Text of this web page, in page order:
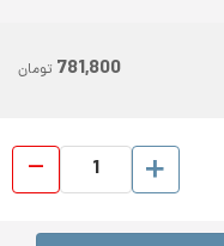
781,800 تومان